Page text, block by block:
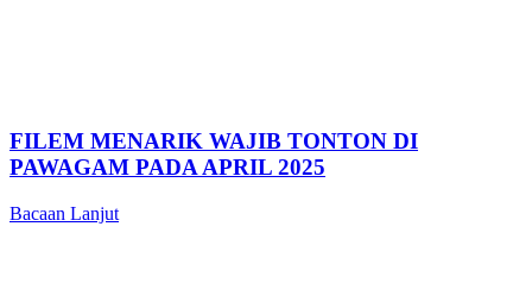
FILEM MENARIK WAJIB TONTON DI
PAWAGAM PADA APRIL 2025
Bacaan Lanjut